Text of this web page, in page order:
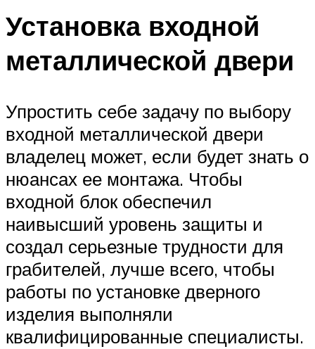
Установка входной
металлической двери
Упростить себе задачу по выбору
входной металлической двери
владелец может, если будет знать о
нюансах ее монтажа. Чтобы
входной блок обеспечил
наивысший уровень защиты и
создал серьезные трудности для
грабителей, лучше всего, чтобы
работы по установке дверного
изделия выполняли
квалифицированные специалисты.